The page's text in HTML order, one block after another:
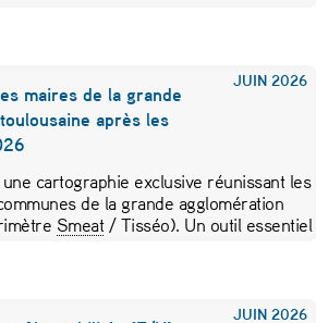
JUIN 2026
maires de la grande
après les
une cartographie exclusive réunissant les
de la grande agglomération
Smeat/ Tisséo). Un outil essentiel
JUIN 2026